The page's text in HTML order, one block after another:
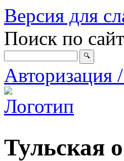
Версия для
Поиск по
Авторизация
Тульская